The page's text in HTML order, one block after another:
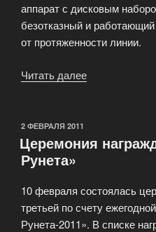
аппарат с дисковым
безотказный и
от протяженности линии.
Читать далее
ОПУБЛИКОВАНО
2 ФЕВРАЛЯ 2011
Церемония
Рунета»
10 февраля состоялась
третьей по счету
Рунета-2011». В списке